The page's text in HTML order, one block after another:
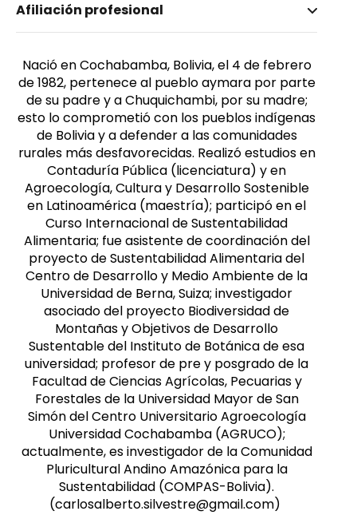
Silvestre Rojas, Carlos Alberto
Afiliación profesional
Nació en Cochabamba, Bolivia, el 4 de febrero
de 1982, pertenece al pueblo aymara por parte
de su padre y a Chuquichambi, por su madre;
esto lo comprometió con los pueblos indígenas
de Bolivia y a defender a las comunidades
rurales más desfavorecidas. Realizó estudios en
Contaduría Pública (licenciatura) y en
Agroecología, Cultura y Desarrollo Sostenible
en Latinoamérica (maestría); participó en el
Curso Internacional de Sustentabilidad
Alimentaria; fue asistente de coordinación del
proyecto de Sustentabilidad Alimentaria del
Centro de Desarrollo y Medio Ambiente de la
Universidad de Berna, Suiza; investigador
asociado del proyecto Biodiversidad de
Montañas y Objetivos de Desarrollo
Sustentable del Instituto de Botánica de esa
universidad; profesor de pre y posgrado de la
Facultad de Ciencias Agrícolas, Pecuarias y
Forestales de la Universidad Mayor de San
Simón del Centro Universitario Agroecología
Universidad Cochabamba (AGRUCO);
actualmente, es investigador de la Comunidad
Pluricultural Andino Amazónica para la
Sustentabilidad (COMPAS-Bolivia).
(carlosalberto.silvestre@gmail.com)